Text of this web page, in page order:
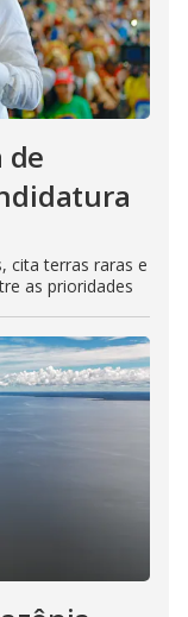
de
cita terras raras e
as prioridades